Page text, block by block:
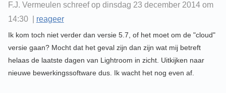
F.J. Vermeulen schreef op dinsdag 23 december 2014 om
14:30 | reageer
Ik kom toch niet verder dan versie 5.7, of het moet om de "cloud"
versie gaan? Mocht dat het geval zijn dan zijn wat mij betreft
helaas de laatste dagen van Lightroom in zicht. Uitkijken naar
nieuwe bewerkingssoftware dus. Ik wacht het nog even af.